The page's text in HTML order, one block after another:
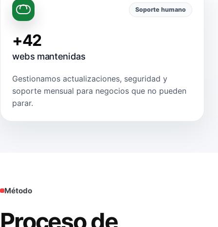
Soporte humano
+42
webs mantenidas
Gestionamos actualizaciones, seguridad y
soporte mensual para negocios que no pueden
parar.
Método